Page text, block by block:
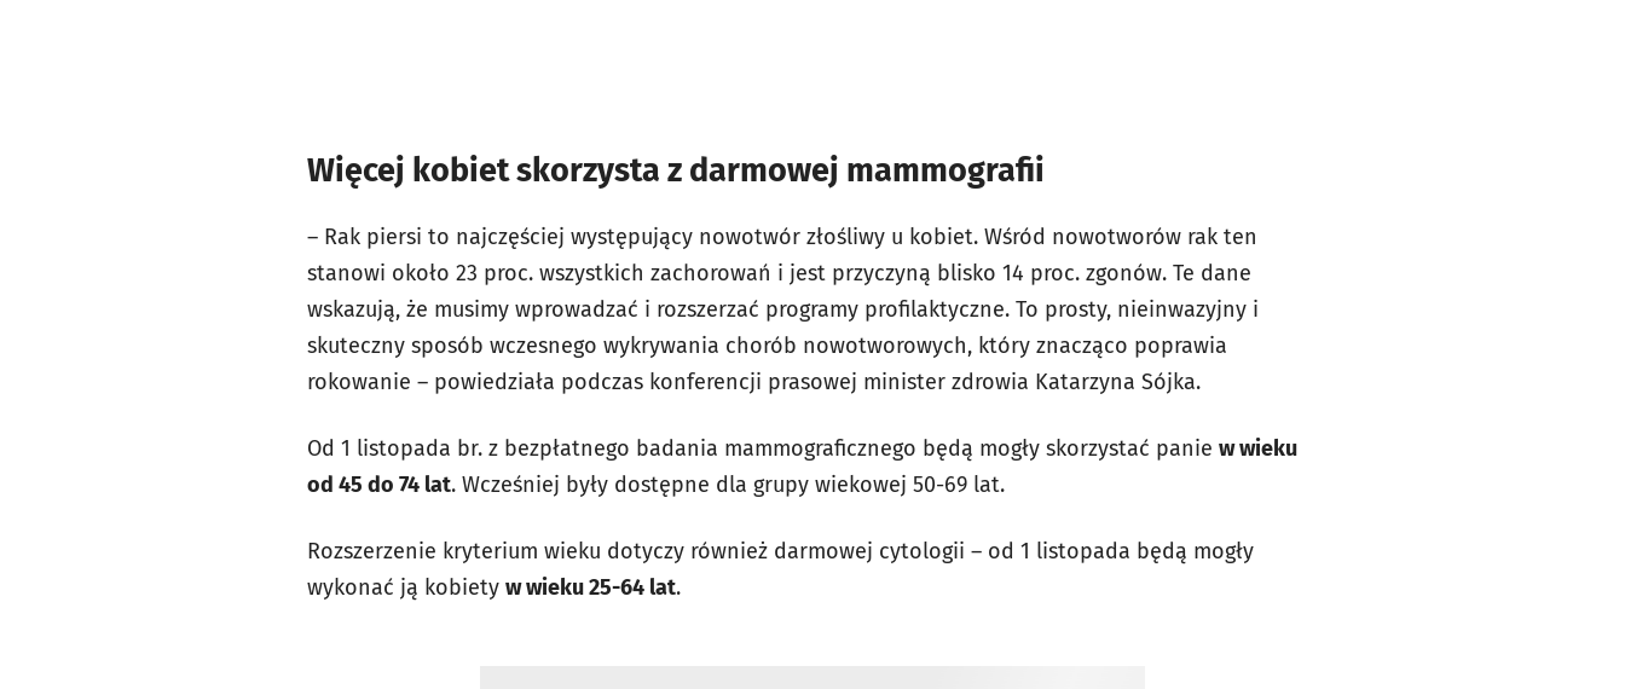
Więcej kobiet skorzysta z darmowej mammografii
– Rak piersi to najczęściej występujący nowotwór złośliwy u kobiet. Wśród nowotworów rak ten
stanowi około 23 proc. wszystkich zachorowań i jest przyczyną blisko 14 proc. zgonów. Te dane
wskazują, że musimy wprowadzać i rozszerzać programy profilaktyczne. To prosty, nieinwazyjny i
skuteczny sposób wczesnego wykrywania chorób nowotworowych, który znacząco poprawia
rokowanie – powiedziała podczas konferencji prasowej minister zdrowia Katarzyna Sójka.
Od 1 listopada br. z bezpłatnego badania mammograficznego będą mogły skorzystać panie w wieku
od 45 do 74 lat. Wcześniej były dostępne dla grupy wiekowej 50-69 lat.
Rozszerzenie kryterium wieku dotyczy również darmowej cytologii – od 1 listopada będą mogły
wykonać ją kobiety w wieku 25-64 lat.